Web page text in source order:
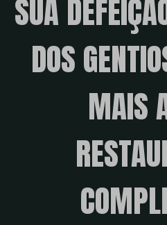
SUA
DOS
MAIS